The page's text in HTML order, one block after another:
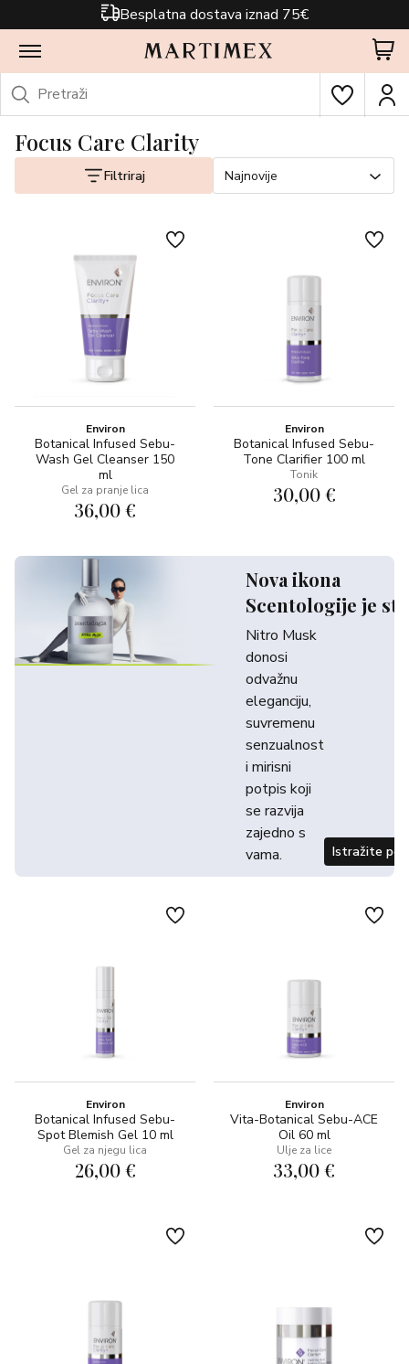
Besplatna dostava iznad 75€
Focus Care Clarity
Filtriraj Najnovije
Environ
Botanical Infused Sebu-
Wash Gel Cleanser 150
ml
Gel za pranje lica
36,00 €
Environ
Botanical Infused Sebu-
Tone Clarifier 100 ml
Tonik
30,00 €
Nova ikona
Scentologije je
Nitro Musk
donosi
odvažnu
eleganciju,
suvremenu
senzualnost
i mirisni
potpis koji
se razvija
zajedno s
vama.
Istražite
Environ
Botanical Infused Sebu-
Spot Blemish Gel 10 ml
Gel za njegu lica
26,00 €
Environ
Vita-Botanical Sebu-ACE
Oil 60 ml
Ulje za lice
33,00 €